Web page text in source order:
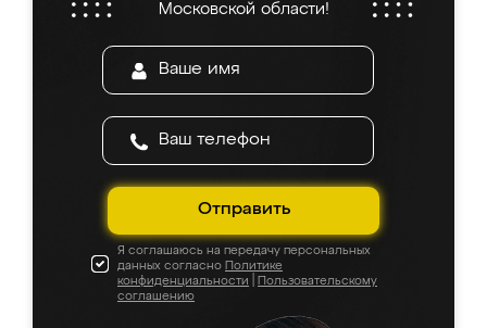
Московской области!
Отправить
Я соглашаюсь на передачу персональных
данных согласно Политике
конфиденциальности
Пользовательскому
соглашению